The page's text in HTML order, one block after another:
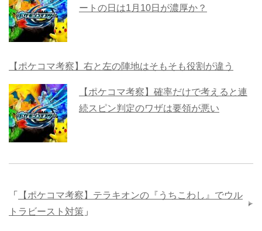
ートの日は1月10日が濃厚か？
【ポケコマ考察】右と左の陣地はそもそも役割が違う
【ポケコマ考察】確率だけで考えると連
続スピン判定のワザは要領が悪い
「
【ポケコマ考察】テラキオンの『うちこわし』でウル
トラビースト対策 」